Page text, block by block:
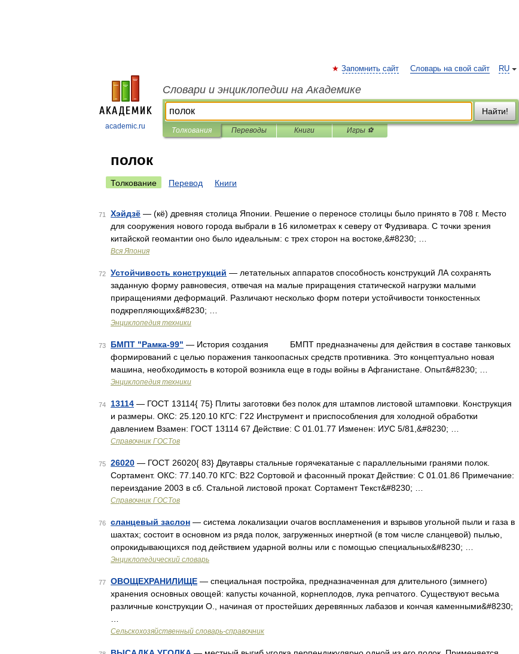
academic.ru
RU
Запомнить сайт Словарь на свой сайт
Словари и энциклопедии на Академике
Найти!
Толкования Переводы Книги Игры ⚽
полок
Толкование Перевод Книги
71 Хэйдзё — (кё) древняя столица Японии. Решение о переносе столицы было принято в 708 г. Место
для сооружения нового города выбрали в 16 километрах к северу от Фудзивара. С точки зрения
китайской геомантии оно было идеальным: с трех сторон на востоке,&#8230; …
Вся Япония
72 Устойчивость конструкций — летательных аппаратов способность конструкций ЛА сохранять
заданную форму равновесия, отвечая на малые приращения статической нагрузки малыми
приращениями деформаций. Различают несколько форм потери устойчивости тонкостенных
подкрепляющих&#8230; …
Энциклопедия техники
73 БМПТ "Рамка-99" — История создания БМПТ предназначены для действия в составе танковых
формирований с целью поражения танкоопасных средств противника. Это концептуально новая
машина, необходимость в которой возникла еще в годы войны в Афганистане. Опыт&#8230; …
Энциклопедия техники
74 13114 — ГОСТ 13114{ 75} Плиты заготовки без полок для штампов листовой штамповки. Конструкция
и размеры. ОКС: 25.120.10 КГС: Г22 Инструмент и приспособления для холодной обработки
давлением Взамен: ГОСТ 13114 67 Действие: С 01.01.77 Изменен: ИУС 5/81,&#8230; …
Справочник ГОСТов
75 26020 — ГОСТ 26020{ 83} Двутавры стальные горячекатаные с параллельными гранями полок.
Сортамент. ОКС: 77.140.70 КГС: В22 Сортовой и фасонный прокат Действие: С 01.01.86 Примечание:
переиздание 2003 в сб. Стальной листовой прокат. Сортамент Текст&#8230; …
Справочник ГОСТов
76 сланцевый заслон — система локализации очагов воспламенения и взрывов угольной пыли и газа в
шахтах; состоит в основном из ряда полок, загруженных инертной (в том числе сланцевой) пылью,
опрокидывающихся под действием ударной волны или с помощью специальных&#8230; …
Энциклопедический словарь
77 ОВОЩЕХРАНИЛИЩЕ — специальная постройка, предназначенная для длительного (зимнего)
хранения основных овощей: капусты кочанной, корнеплодов, лука репчатого. Существуют весьма
различные конструкции О., начиная от простейших деревянных лабазов и кончая каменными&#8230;
Сельскохозяйственный словарь-справочник